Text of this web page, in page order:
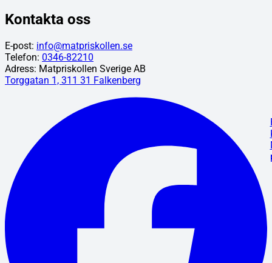
Kontakta oss
E-post: info@matpriskollen.se
Telefon: 0346-82210
Adress: Matpriskollen Sverige AB
Torggatan 1, 311 31 Falkenberg